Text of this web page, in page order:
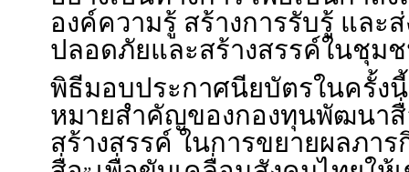
องค์ความรู้ สร้างการรับรู้ และ
ปลอดภัยและสร้างสรรค์ในชุม
พิธีมอบประกาศนียบัตรในครั้ง
หมายสำคัญของกองทุนพัฒนา
สร้างสรรค์ ในการขยายผลภา